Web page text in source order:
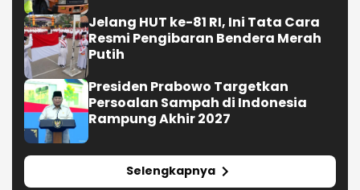
Jelang HUT ke-81 RI, Ini Tata Cara
Resmi Pengibaran Bendera Merah
Putih
Presiden Prabowo Targetkan
Persoalan Sampah di Indonesia
Rampung Akhir 2027
Selengkapnya